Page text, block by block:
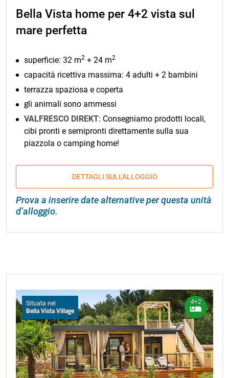
Bella Vista home per 4+2 vista sul
mare perfetta
superficie: 32 m2 + 24 m2
capacità ricettiva massima: 4 adulti + 2 bambini
terrazza spaziosa e coperta
gli animali sono ammessi
VALFRESCO DIREKT: Consegniamo prodotti locali,
cibi pronti e semipronti direttamente sulla sua
piazzola o camping home!
DETTAGLI SULL'ALLOGGIO
Prova a inserire date alternative per questa unità
d’alloggio.
Situata nel
Bella Vista Village
4+2